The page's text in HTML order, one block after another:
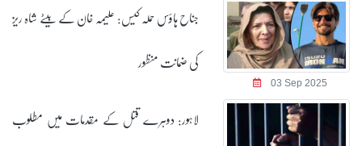
03 Sep 2025
جناح ہاؤس حملہ کیس: علیمہ خان کے بیٹے شاہ ریز
کی ضمانت منظور
لاہور: دوہرے قتل کے مقدمات میں مطلوب